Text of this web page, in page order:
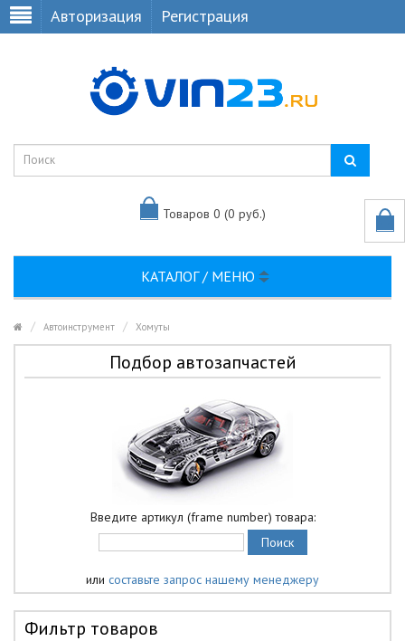
Авторизация Регистрация
Товаров 0 (0 руб.)
КАТАЛОГ / МЕНЮ
Автоинструмент Хомуты
Подбор автозапчастей
Введите артикул (frame number) товара:
или составьте запрос нашему менеджеру
Фильтр товаров